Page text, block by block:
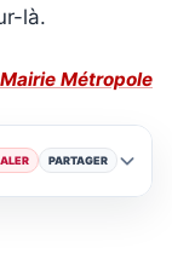
là.
Métropole
PARTAGER